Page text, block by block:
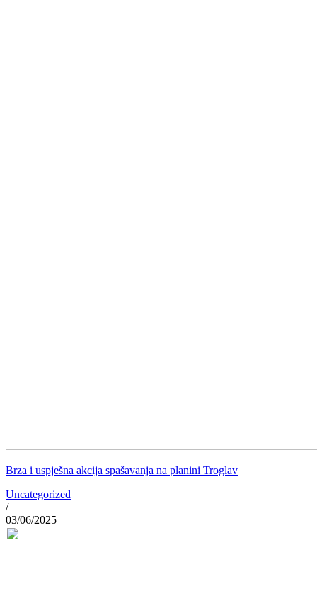
Brza i uspješna akcija spašavanja na planini Troglav
Uncategorized
/
03/06/2025